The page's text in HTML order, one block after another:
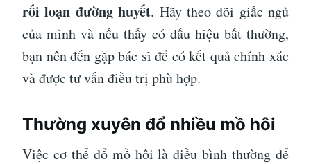
rối loạn đường huyết. Hãy theo dõi giấc ngủ
của mình và nếu thấy có dấu hiệu bất thường,
bạn nên đến gặp bác sĩ để có kết quả chính xác
và được tư vấn điều trị phù hợp.
Thường xuyên đổ nhiều mồ hôi
Việc cơ thể đổ mồ hôi là điều bình thường để